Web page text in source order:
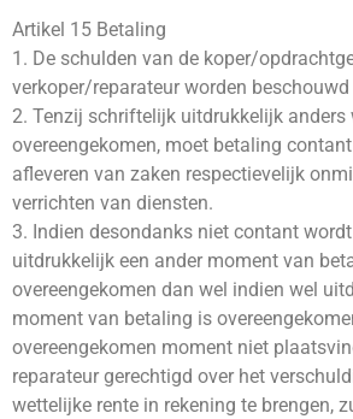
Artikel 15 Betaling
1. De schulden van de koper/
verkoper/reparateur worden
2. Tenzij schriftelijk uitdrukkelijk anders
overeengekomen, moet betaling
afleveren van zaken respectievelijk
verrichten van diensten.
3. Indien desondanks niet contant
uitdrukkelijk een ander moment van
overeengekomen dan wel indien wel
moment van betaling is
overeengekomen moment niet
reparateur gerechtigd over het
wettelijke rente in rekening te brengen,